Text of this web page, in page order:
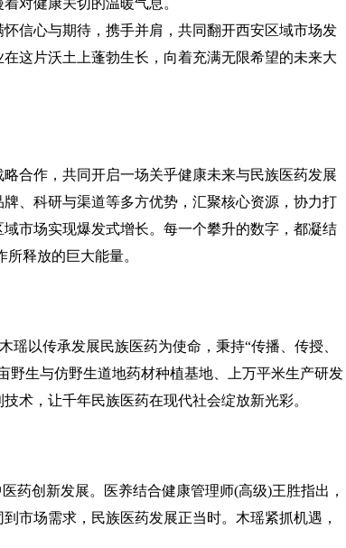
对健康关切的温暖气息。
心与期待，携手并肩，共同翻开西安区域市场发
这片沃土上蓬勃生长，向着充满无限希望的未来大
作，共同开启一场关乎健康未来与民族医药发展
、科研与渠道等多方优势，汇聚核心资源，协力打
市场实现爆发式增长。每一个攀升的数字，都凝结
释放的巨大能量。
以传承发展民族医药为使命，秉持“传播、传授、
野生与仿野生道地药材种植基地、上万平米生产研发
术，让千年民族医药在现代社会绽放新光彩。
创新发展。医养结合健康管理师(高级)王胜指出，
市场需求，民族医药发展正当时。木瑶紧抓机遇，